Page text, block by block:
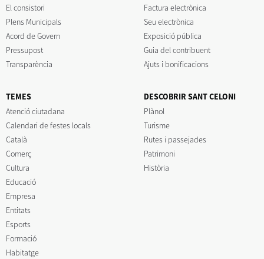
El consistori
Plens Municipals
Acord de Govern
Pressupost
Transparència
Factura electrònica
Seu electrònica
Exposició pública
Guia del contribuent
Ajuts i bonificacions
TEMES
Atenció ciutadana
Calendari de festes locals
Català
Comerç
Cultura
Educació
Empresa
Entitats
Esports
Formació
Habitatge
DESCOBRIR SANT CELONI
Plànol
Turisme
Rutes i passejades
Patrimoni
Història